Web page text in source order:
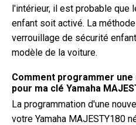
l'intérieur, il est probable que
enfant soit activé. La
verrouillage de sécurité
modèle de la voiture.
Comment programmer
pour ma clé Yamaha
La programmation d'une
votre Yamaha MAJESTY180